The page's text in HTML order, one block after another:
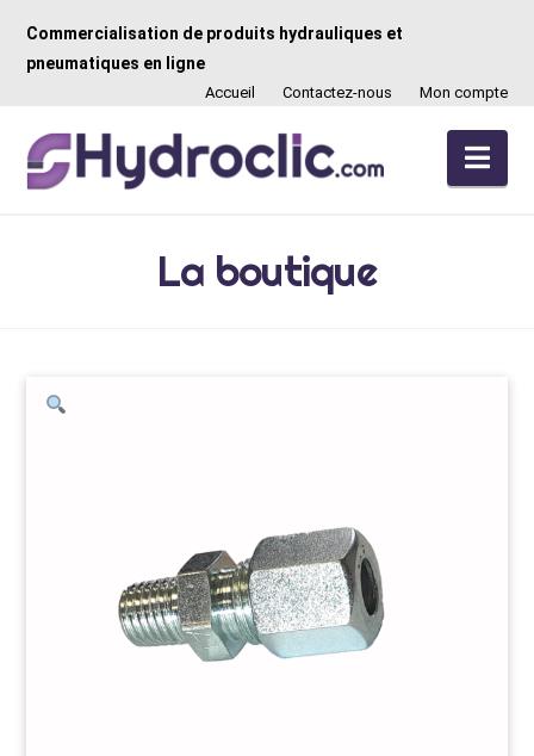
Commercialisation de produits hydrauliques et
pneumatiques en ligne
Accueil Contactez-nous Mon compte
La boutique